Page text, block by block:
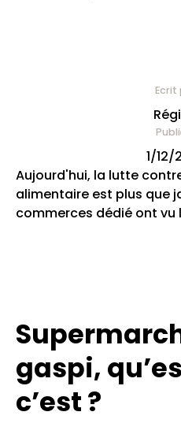
Ecrit
1/12/
Aujourd'hui, la lutte
alimentaire est plus que
commerces dédié ont vu
gaspi,
c’est ?